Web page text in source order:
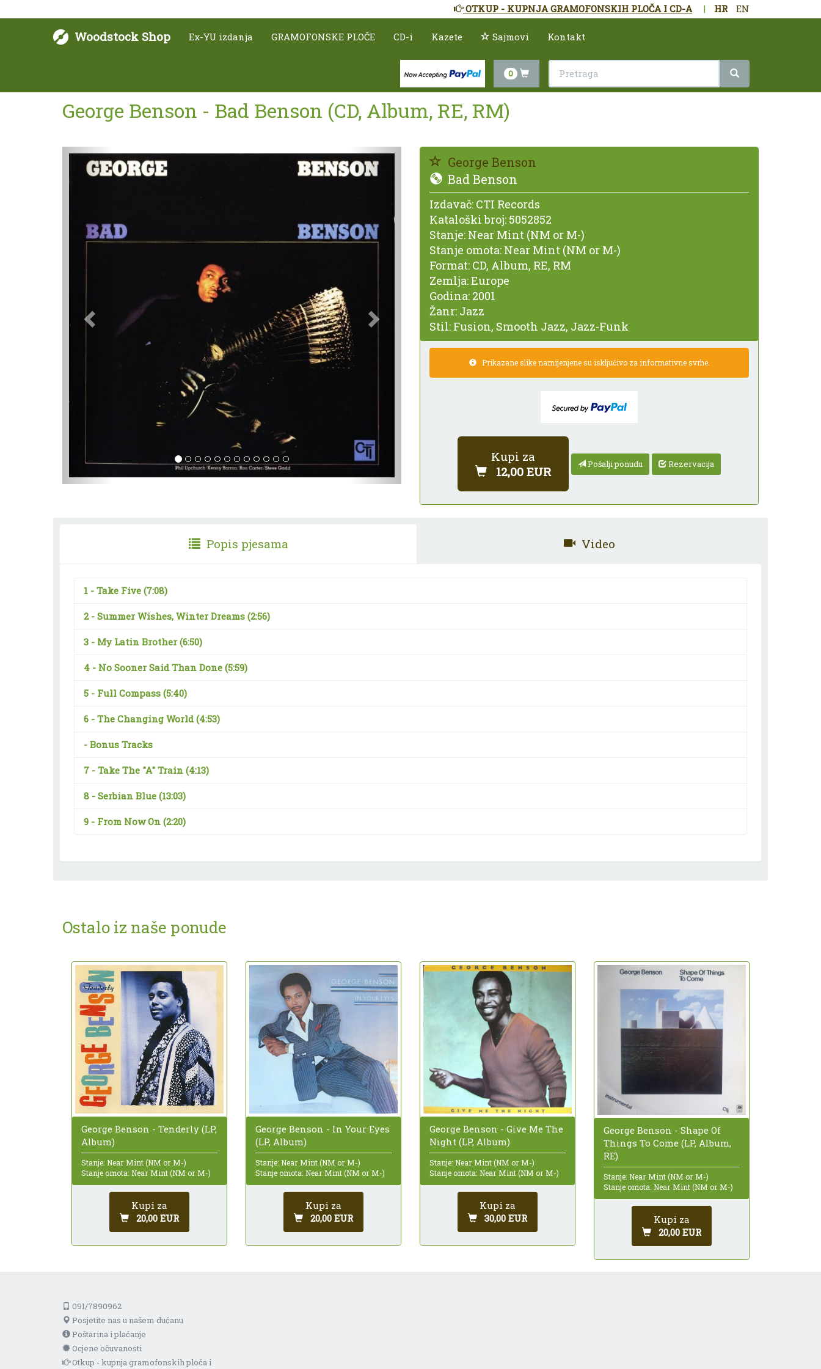
HR EN
|
OTKUP - KUPNJA GRAMOFONSKIH PLOČA I CD-A
Woodstock Shop Ex-YU izdanja GRAMOFONSKE PLOČE CD-i Kazete Sajmovi Kontakt
0
George Benson - Bad Benson (CD, Album, RE, RM)
Sljedeće Prethodno
George Benson
Bad Benson
Izdavač: CTI Records
Kataloški broj: 5052852
Stanje: Near Mint (NM or M-)
Stanje omota: Near Mint (NM or M-)
Format: CD, Album, RE, RM
Zemlja:Europe
Godina: 2001
Žanr: Jazz
Stil: Fusion, Smooth Jazz, Jazz-Funk
Prikazane slike namijenjene su isključivo za informativne svrhe.
Kupi za
12,00 EUR
Pošalji ponudu Rezervacija
Popis pjesama Video
1 - Take Five (7:08)
2 - Summer Wishes, Winter Dreams (2:56)
3 - My Latin Brother (6:50)
4 - No Sooner Said Than Done (5:59)
5 - Full Compass (5:40)
6 - The Changing World(4:53)
- Bonus Tracks
7 - Take The "A" Train (4:13)
8 - Serbian Blue (13:03)
9 - From Now On (2:20)
Ostalo iz naše ponude
George Benson - Tenderly (LP,
Album)
Stanje: Near Mint (NM or M-)
Stanje omota: Near Mint (NM or M-)
Kupi za
20,00 EUR
George Benson - In Your Eyes
(LP, Album)
Stanje: Near Mint (NM or M-)
Stanje omota: Near Mint (NM or M-)
Kupi za
20,00 EUR
George Benson - Give Me The
Night (LP, Album)
Stanje: Near Mint (NM or M-)
Stanje omota: Near Mint (NM or M-)
Kupi za
30,00 EUR
George Benson - Shape Of
Things To Come (LP, Album,
RE)
Stanje: Near Mint (NM or M-)
Stanje omota: Near Mint (NM or M-)
Kupi za
20,00 EUR
091/7890962
Posjetite nas u našem dućanu
Poštarina i plaćanje
Ocjene očuvanosti
Otkup - kupnja gramofonskih ploča i